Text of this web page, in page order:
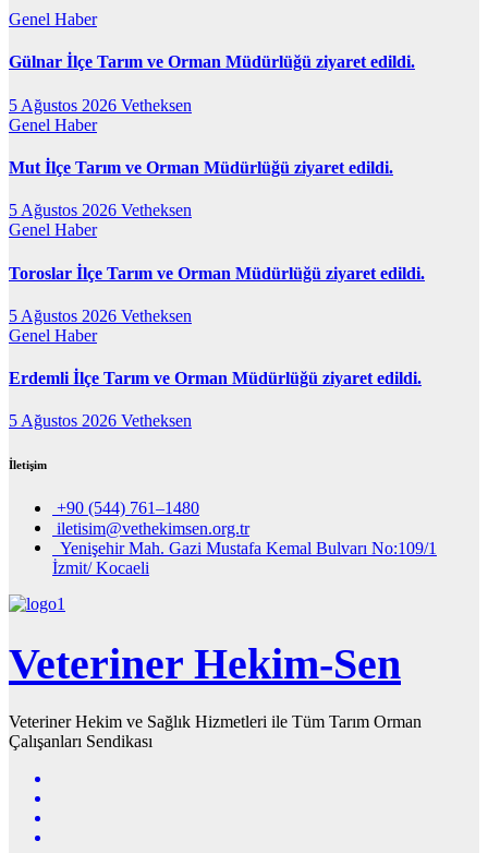
Genel Haber
Gülnar İlçe Tarım ve Orman Müdürlüğü ziyaret edildi.
5 Ağustos 2026 Vetheksen
Genel Haber
Mut İlçe Tarım ve Orman Müdürlüğü ziyaret edildi.
5 Ağustos 2026 Vetheksen
Genel Haber
Toroslar İlçe Tarım ve Orman Müdürlüğü ziyaret edildi.
5 Ağustos 2026 Vetheksen
Genel Haber
Erdemli İlçe Tarım ve Orman Müdürlüğü ziyaret edildi.
5 Ağustos 2026 Vetheksen
İletişim
+90 (544) 761–1480
iletisim@vethekimsen.org.tr
Yenişehir Mah. Gazi Mustafa Kemal Bulvarı No:109/1
İzmit/ Kocaeli
Veteriner Hekim-Sen
Veteriner Hekim ve Sağlık Hizmetleri ile Tüm Tarım Orman
Çalışanları Sendikası